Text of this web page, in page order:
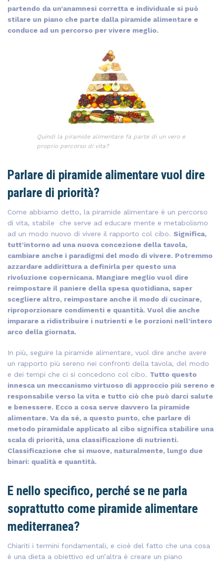
partendo da un’anamnesi corretta e individuale si può
stilare un piano che parte dalla piramide alimentare e
conduce ad un percorso per vivere meglio.
Quindi la piramide alimentare fa parte di un vero e
proprio percorso di vita?
Parlare di piramide alimentare vuol dire
parlare di priorità?
Come abbiamo detto, la piramide alimentare è un percorso
di vita, stabile che serve ad educare mente e metabolismo
ad un modo nuovo di vivere il rapporto col cibo. Significa,
tutt’intorno ad una nuova concezione della tavola,
cambiare anche i paradigmi del modo di vivere. Potremmo
azzardare addirittura a definirla per questo una
rivoluzione copernicana. Mangiare meglio vuol dire
reimpostare il paniere della spesa quotidiana, saper
scegliere altro, reimpostare anche il modo di cucinare,
riproporzionare condimenti e quantità. Vuol die anche
imparare a ridistribuire i nutrienti e le porzioni nell’intero
arco della giornata.
In più, seguire la piramide alimentare, vuol dire anche avere
un rapporto più sereno nei confronti della tavola, del modo
e dei tempi che ci si concedono col cibo. Tutto questo
innesca un meccanismo virtuoso di approccio più sereno e
responsabile verso la vita e tutto ciò che può darci salute
e benessere. Ecco a cosa serve davvero la piramide
alimentare. Va da sé, a questo punto, che parlare di
metodo piramidale applicato al cibo significa stabilire una
scala di priorità, una classificazione di nutrienti.
Classificazione che si muove, naturalmente, lungo due
binari: qualità e quantità.
E nello specifico, perché se ne parla
soprattutto come piramide alimentare
mediterranea?
Chiariti i termini fondamentali, e cioè del fatto che una cosa
è una dieta a obiettivo ed un’altra è creare un piano